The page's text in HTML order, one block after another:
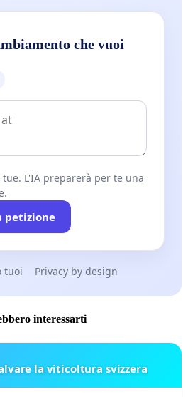
che vuoi
L'IA preparerà per te una
petizione
tuoi Privacy by design
interessarti
la viticoltura svizzera